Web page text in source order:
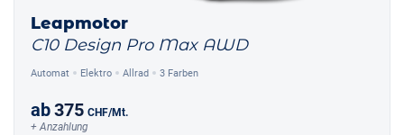
Leapmotor
C10 Design Pro Max AWD
Automat Elektro Allrad 3 Farben
ab375 CHF/Mt.
+ Anzahlung